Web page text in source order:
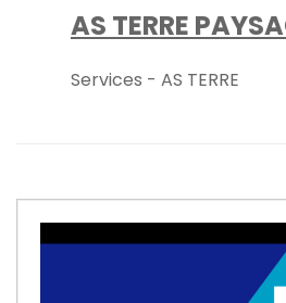
AS TERRE
Services - AS TERRE